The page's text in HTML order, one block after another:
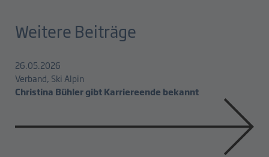
Weitere Beiträge
26.05.2026
Verband, Ski Alpin
Christina Bühler gibt Karriereende bekannt